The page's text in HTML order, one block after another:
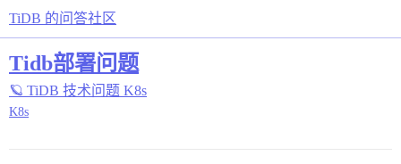
TiDB 的问答社区
Tidb部署问题
🪐 TiDB 技术问题 K8s
K8s